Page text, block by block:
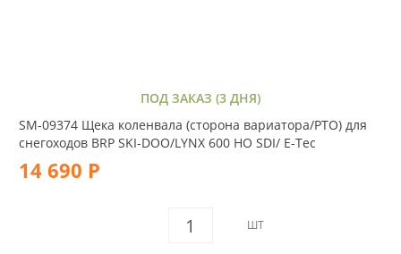
ПОД ЗАКАЗ (3 ДНЯ)
SM-09374 Щека коленвала (сторона вариатора/PTO) для
снегоходов BRP SKI-DOO/LYNX 600 HO SDI/ E-Tec
14 690 Р
ШТ